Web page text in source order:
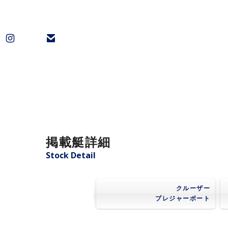
掲載艇詳細
Stock Detail
クルーザー
プレジャーボート